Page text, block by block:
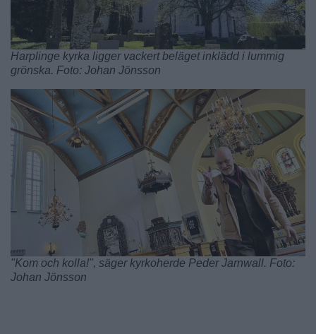
Harplinge kyrka ligger vackert beläget inklädd i lummig
grönska. Foto: Johan Jönsson
"Kom och kolla!", säger kyrkoherde Peder Jarnwall. Foto:
Johan Jönsson